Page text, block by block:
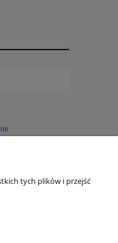
tych plików i przejść